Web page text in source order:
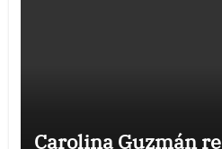
Carolina Guzmán